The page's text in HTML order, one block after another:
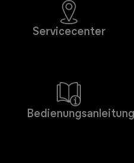
Servicecenter